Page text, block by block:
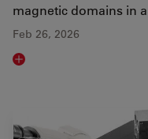
magnetic domains in
Feb 26, 2026
Read article